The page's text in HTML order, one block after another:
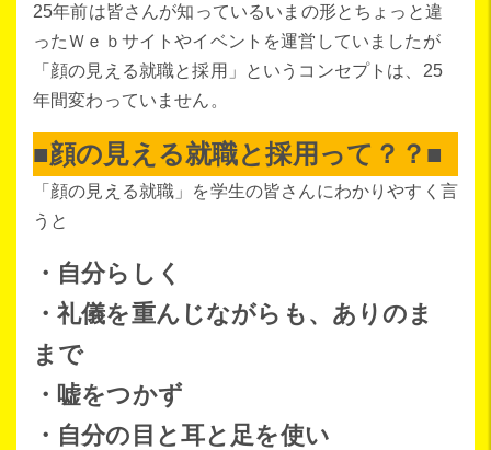
25年前は皆さんが知っているいまの形とちょっと違
ったＷｅｂサイトやイベントを運営していましたが
「顔の見える就職と採用」というコンセプトは、25
年間変わっていません。
■顔の見える就職と採用って？？■
「顔の見える就職」を学生の皆さんにわかりやすく言
うと
・自分らしく
・礼儀を重んじながらも、ありのま
まで
・嘘をつかず
・自分の目と耳と足を使い